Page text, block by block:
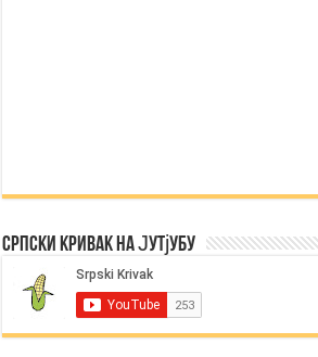
Српски Кривак на Јутјубу